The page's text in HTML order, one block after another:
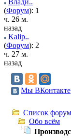
Влади..
(Форум): 1
ч. 26 м.
назад
Kalip..
(Форум): 2
ч. 27 м.
назад
Мы ВКонтакте
Список
Обо всём